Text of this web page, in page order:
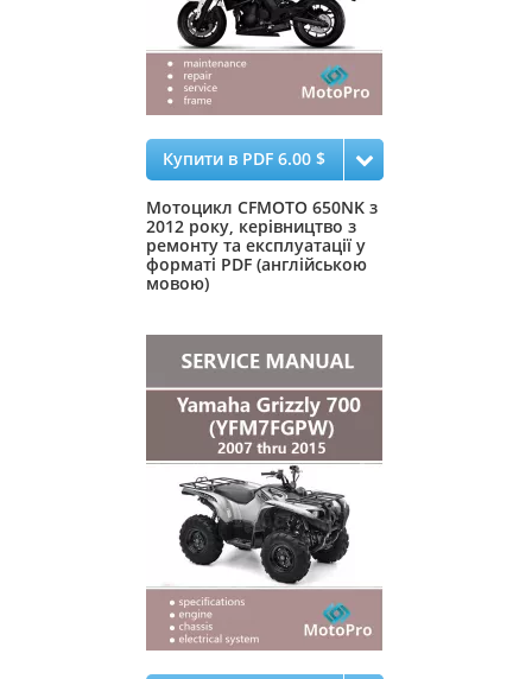
Купити в PDF 6.00 $
Мотоцикл CFMOTO 650NK з
2012 року, керівництво з
ремонту та експлуатації у
форматі PDF (англійською
мовою)